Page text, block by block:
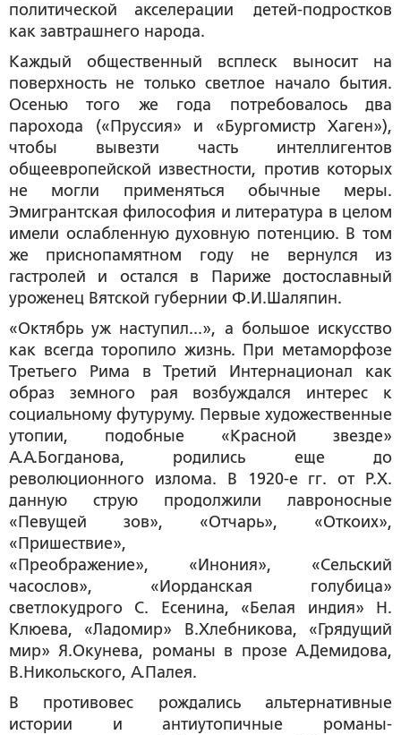
политической акселерации детей-подростков
как завтрашнего народа.
Каждый общественный всплеск выносит на
поверхность не только светлое начало бытия.
Осенью того же года потребовалось два
парохода («Пруссия» и «Бургомистр Хаген»),
чтобы вывезти часть интеллигентов
общеевропейской известности, против которых
не могли применяться обычные меры.
Эмигрантская философия и литература в целом
имели ослабленную духовную потенцию. В том
же приснопамятном году не вернулся из
гастролей и остался в Париже достославный
уроженец Вятской губернии Ф.И.Шаляпин.
«Октябрь уж наступил...», а большое искусство
как всегда торопило жизнь. При метаморфозе
Третьего Рима в Третий Интернационал как
образ земного рая возбуждался интерес к
социальному футуруму. Первые художественные
утопии, подобные «Красной звезде»
А.А.Богданова, родились еще до
революционного излома. В 1920-е гг. от Р.Х.
данную струю продолжили лавроносные
«Певущей зов», «Отчарь», «Откоих»,
«Пришествие»,
«Преображение», «Инония», «Сельский
часослов», «Иорданская голубица»
светлокудрого С. Есенина, «Белая индия» Н.
Клюева, «Ладомир» В.Хлебникова, «Грядущий
мир» Я.Окунева, романы в прозе А.Демидова,
В.Никольского, А.Палея.
В противовес рождались альтернативные
истории и антиутопичные романы-